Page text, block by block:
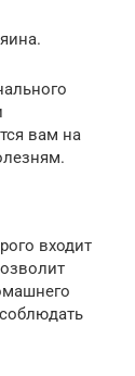
вам на
входит